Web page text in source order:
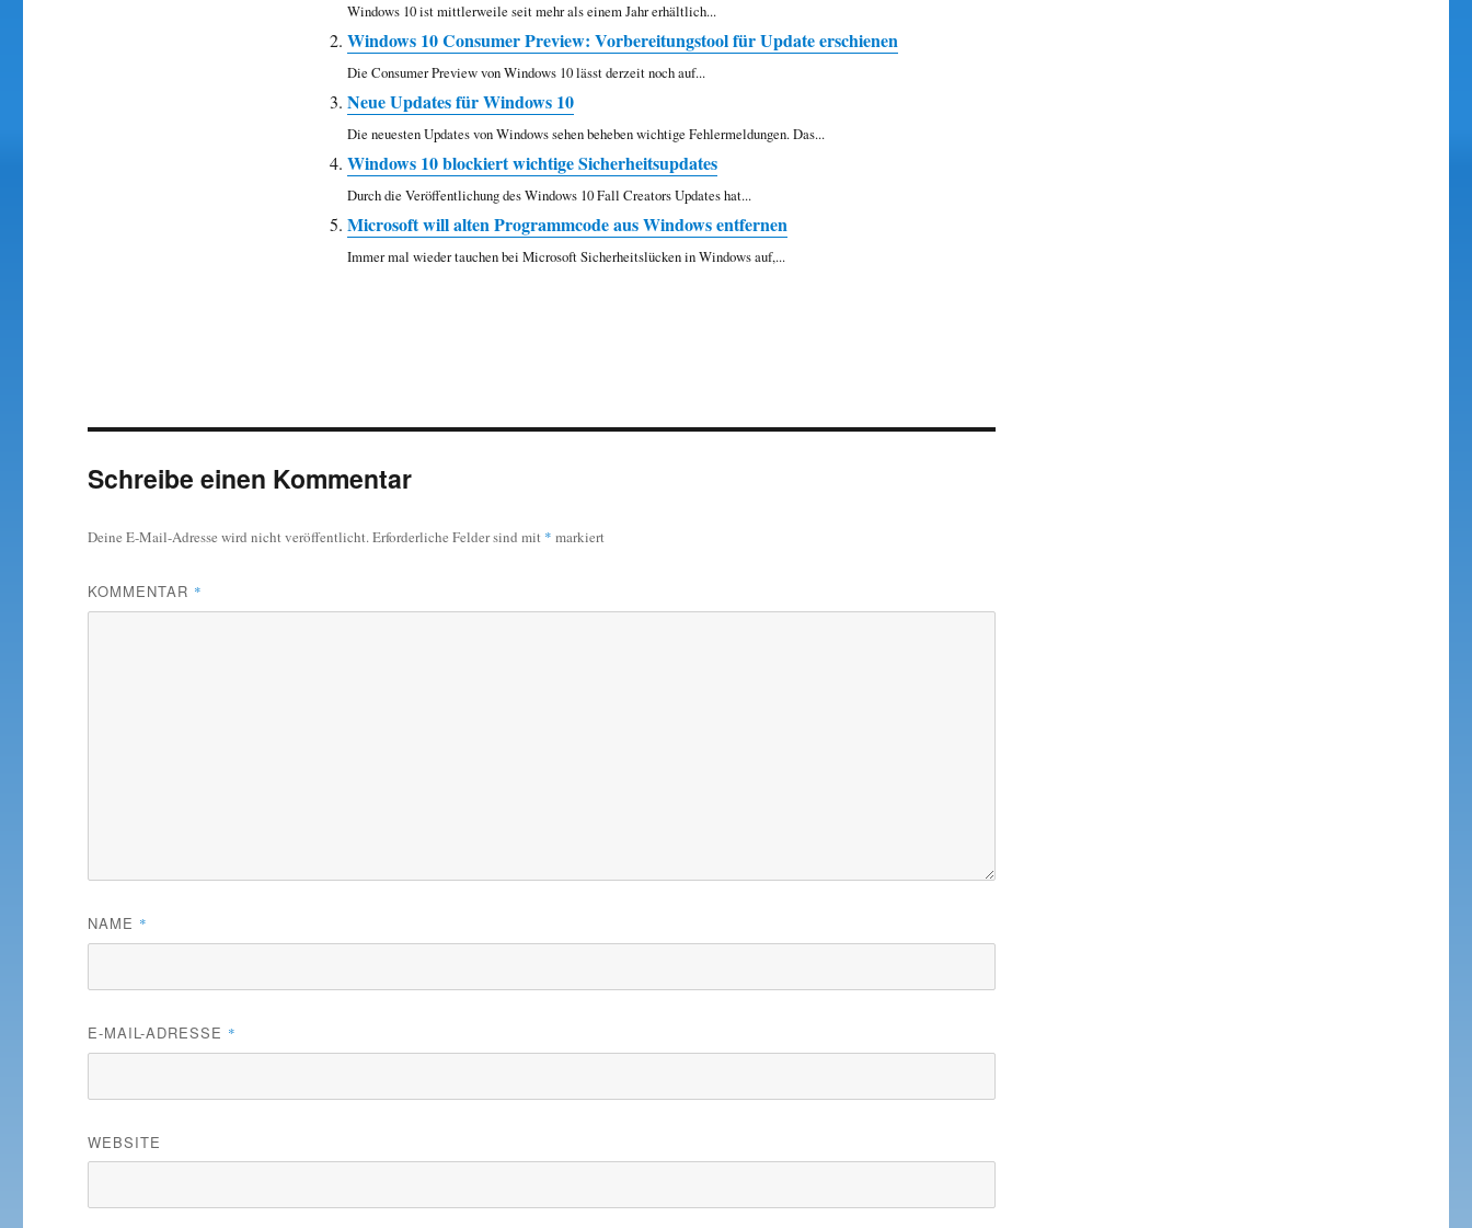
Windows 10 ist mittlerweile seit mehr als einem Jahr erhältlich...
Windows 10 Consumer Preview: Vorbereitungstool für Update erschienen
Die Consumer Preview von Windows 10 lässt derzeit noch auf...
Neue Updates für Windows 10
Die neuesten Updates von Windows sehen beheben wichtige Fehlermeldungen. Das...
Windows 10 blockiert wichtige Sicherheitsupdates
Durch die Veröffentlichung des Windows 10 Fall Creators Updates hat...
Microsoft will alten Programmcode aus Windows entfernen
Immer mal wieder tauchen bei Microsoft Sicherheitslücken in Windows auf,...
Schreibe einen Kommentar
Deine E-Mail-Adresse wird nicht veröffentlicht.Erforderliche Felder sind mit * markiert
KOMMENTAR *
NAME *
E-MAIL-ADRESSE *
WEBSITE